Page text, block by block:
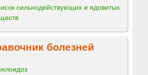
сильнодействующих и ядовитых
болезней